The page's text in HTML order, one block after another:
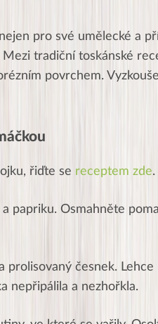
pro své umělecké a
Mezi tradiční toskánské
povrchem.
řiďte se receptem zde.
papriku. Osmahněte
prolisovaný česnek. Lehce
nepřipálila a nezhořkla.